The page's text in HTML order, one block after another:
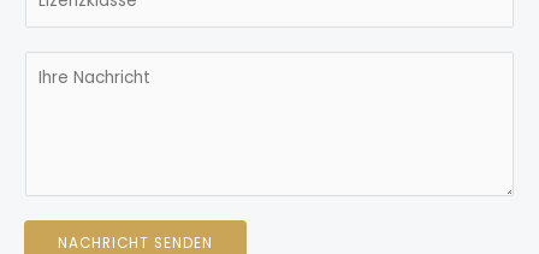
n
e
n
t
NACHRICHT SENDEN